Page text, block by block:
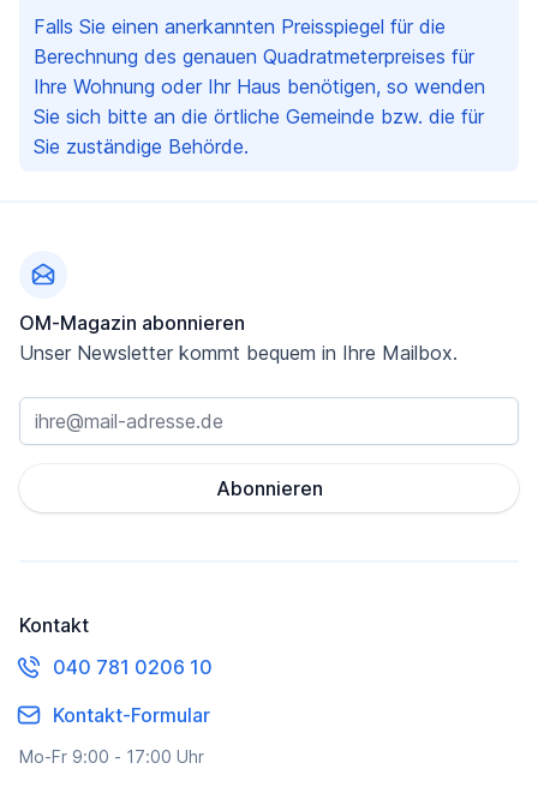
Falls Sie einen anerkannten Preisspiegel für die
Berechnung des genauen Quadratmeterpreises für
Ihre Wohnung oder Ihr Haus benötigen, so wenden
Sie sich bitte an die örtliche Gemeinde bzw. die für
Sie zuständige Behörde.
OM-Magazin abonnieren
Unser Newsletter kommt bequem in Ihre Mailbox.
Abonnieren
Kontakt
040 781 0206 10
Kontakt-Formular
Mo-Fr 9:00 - 17:00 Uhr